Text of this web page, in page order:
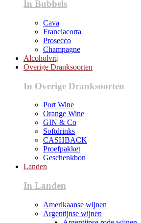
In Bubbels
Cava
Franciacorta
Prosecco
Champagne
Alcoholvrij
Overige Dranksoorten
In Overige Dranksoorten
Port Wine
Orange Wine
GIN & Co
Softdrinks
CASHBACK
Proefpakket
Geschenkbon
Landen
In Landen
Amerikaanse wijnen
Argentijnse wijnen